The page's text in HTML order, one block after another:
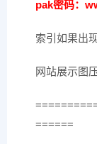
pak密码：
索引如果出
网站展示图
======